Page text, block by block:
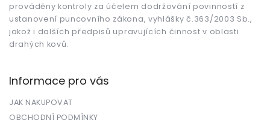
prováděny kontroly za účelem dodržování povinností z
ustanovení puncovního zákona, vyhlášky č.363/2003 Sb.,
jakož i dalších předpisů upravujících činnost v oblasti
drahých kovů.
Informace pro vás
JAK NAKUPOVAT
OBCHODNÍ PODMÍNKY